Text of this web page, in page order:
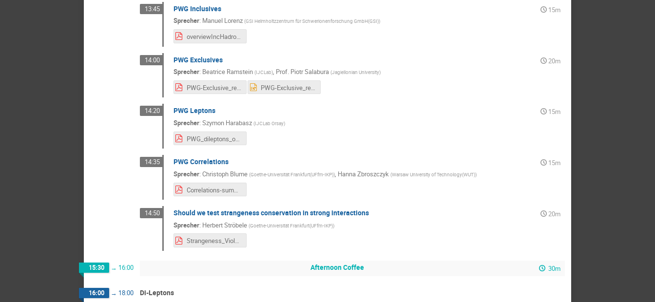
13:45 PWG Inclusives
15m
Sprecher: Manuel Lorenz (GSI Helmholtzzentrum für Schwerionenforschung GmbH(GSI))
overviewIncHadrons0626.pdf
14:00 PWG Exclusives
20m
Sprecher: Beatrice Ramstein (IJCLab), Prof. Piotr Salabura (Jagiellonian University)
PWG-Exclusive_rep_June2026.pdf PWG-Exclusive_rep_June2026.pptx
14:20 PWG Leptons
15m
Sprecher: Szymon Harabasz (IJCLab Orsay)
PWG_dileptons_overview_Jun2026.pdf
14:35 PWG Correlations
15m
Sprecher: Christoph Blume (Goethe-Universität Frankfurt(UFfm-IKP)), Hanna Zbroszczyk (Warsaw University of Technology(WUT))
Correlations-summary-corr-flow-AM.pdf
14:50 Should we test strangeness conservation in strong interactions
20m
Sprecher: Herbert Ströbele (Goethe-Universität Frankfurt(UFfm-IKP))
Strangeness_Violation-talk.pdf
15:30 → 16:00 Afternoon Coffee 30m
16:00 → 18:00 Di-Leptons